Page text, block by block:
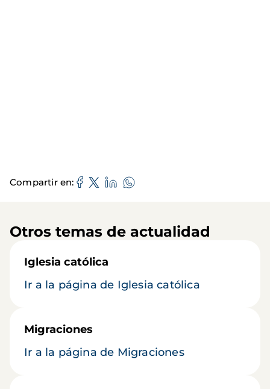
Compartir en
Otros temas de actualidad
Iglesia católica
Ir a la página de Iglesia católica
Migraciones
Ir a la página de Migraciones